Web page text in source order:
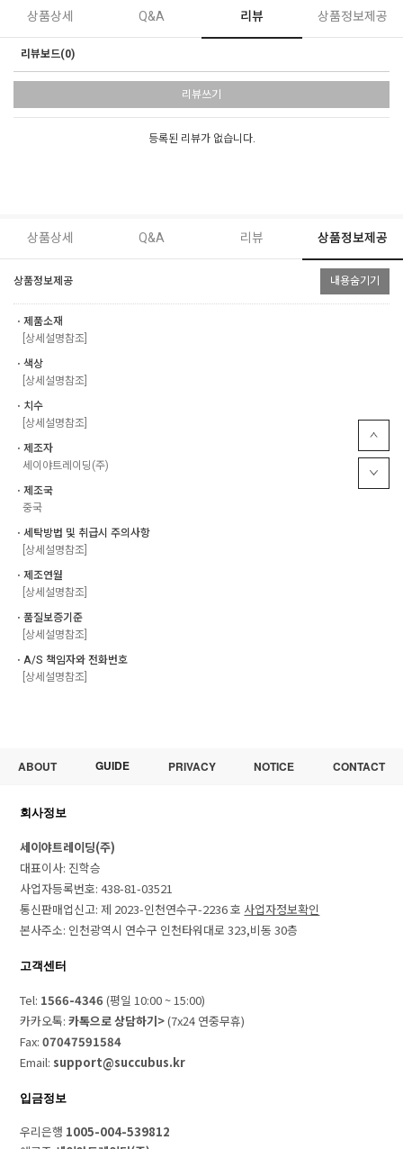
상품상세 Q&A 리뷰 상품정보제공
리뷰보드(0)
리뷰쓰기
등록된 리뷰가 없습니다.
상품상세 Q&A 리뷰 상품정보제공
상품정보제공 내용숨기기
ㆍ제품소재
[상세설명참조]
ㆍ색상
[상세설명참조]
ㆍ치수
[상세설명참조]
ㆍ제조자
세이야트레이딩(주)
ㆍ제조국
중국
ㆍ세탁방법 및 취급시 주의사항
[상세설명참조]
ㆍ제조연월
[상세설명참조]
ㆍ품질보증기준
[상세설명참조]
ㆍA/S 책임자와 전화번호
[상세설명참조]
ABOUT GUIDE PRIVACY NOTICE CONTACT
회사정보
세이야트레이딩(주)
대표이사: 진학승
사업자등록번호: 438-81-03521
통신판매업신고: 제 2023-인천연수구-2236 호 사업자정보확인
본사주소: 인천광역시 연수구 인천타워대로 323,비동 30층
고객센터
Tel: 1566-4346 (평일 10:00 ~ 15:00)
카카오톡:카톡으로 상담하기>(7x24 연중무휴)
Fax:07047591584
Email:support@succubus.kr
입금정보
우리은행 1005-004-539812